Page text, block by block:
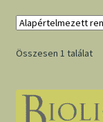
Összesen 1 találat